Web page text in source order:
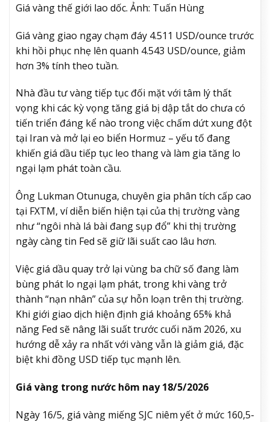
Giá vàng thế giới lao dốc. Ảnh: Tuấn Hùng
Giá vàng giao ngay chạm đáy 4.511 USD/ounce trước
khi hồi phục nhẹ lên quanh 4.543 USD/ounce, giảm
hơn 3% tính theo tuần.
Nhà đầu tư vàng tiếp tục đối mặt với tâm lý thất
vọng khi các kỳ vọng tăng giá bị dập tắt do chưa có
tiến triển đáng kể nào trong việc chấm dứt xung đột
tại Iran và mở lại eo biển Hormuz – yếu tố đang
khiến giá dầu tiếp tục leo thang và làm gia tăng lo
ngại lạm phát toàn cầu.
Ông Lukman Otunuga, chuyên gia phân tích cấp cao
tại FXTM, ví diễn biến hiện tại của thị trường vàng
như “ngôi nhà lá bài đang sụp đổ” khi thị trường
ngày càng tin Fed sẽ giữ lãi suất cao lâu hơn.
Việc giá dầu quay trở lại vùng ba chữ số đang làm
bùng phát lo ngại lạm phát, trong khi vàng trở
thành “nạn nhân” của sự hỗn loạn trên thị trường.
Khi giới giao dịch hiện định giá khoảng 65% khả
năng Fed sẽ nâng lãi suất trước cuối năm 2026, xu
hướng dễ xảy ra nhất với vàng vẫn là giảm giá, đặc
biệt khi đồng USD tiếp tục mạnh lên.
Giá vàng trong nước hôm nay 18/5/2026
Ngày 16/5, giá vàng miếng SJC niêm yết ở mức 160,5-